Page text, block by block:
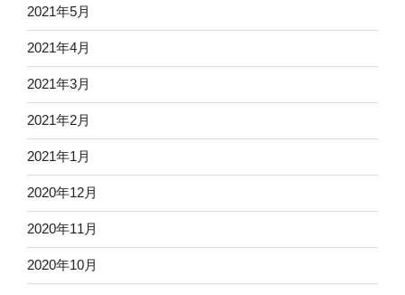
2021年5月
2021年4月
2021年3月
2021年2月
2021年1月
2020年12月
2020年11月
2020年10月